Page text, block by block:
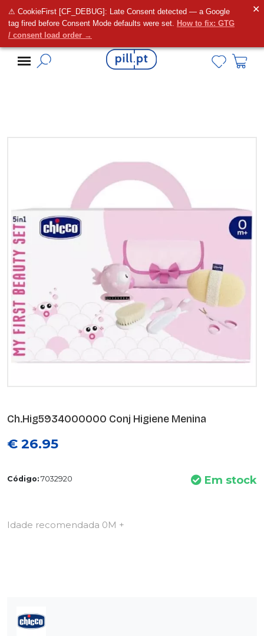
⚠ CookieFirst [CF_DEBUG]: Late Consent detected — a Google
tag fired before Consent Mode defaults were set. How to fix: GTG
/ consent load order →
✕
Alguma dúvida?
Ch.Hig5934000000 Conj Higiene Menina
€ 26.95
Código: 7032920 Em stock
Idade recomendada 0M +